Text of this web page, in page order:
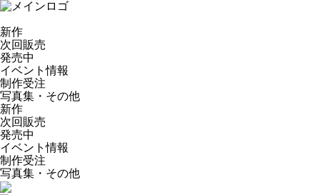
新作
次回販売
発売中
イベント情報
制作受注
写真集・その他
新作
次回販売
発売中
イベント情報
制作受注
写真集・その他